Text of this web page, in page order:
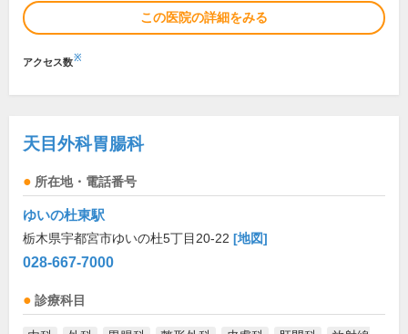
この医院の詳細をみる
アクセス数※
天目外科胃腸科
所在地・電話番号
ゆいの杜東駅
栃木県宇都宮市ゆいの杜5丁目20-22 [地図]
028-667-7000
診療科目